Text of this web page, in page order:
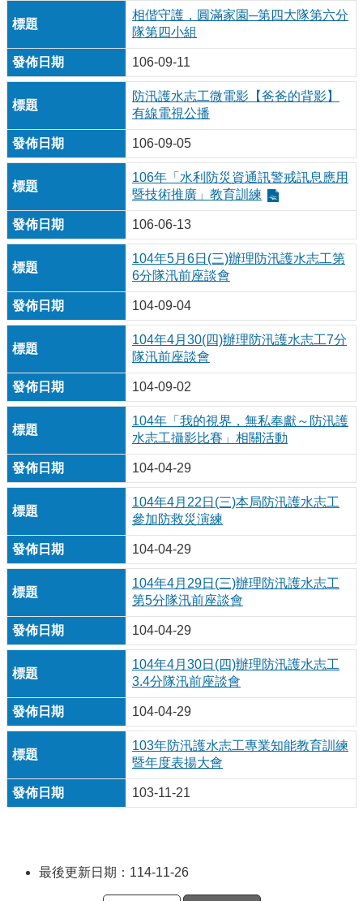
相偕守護，圓滿家園─第四大隊第六分
隊第四小組
106-09-11
防汛護水志工微電影【爸爸的背影】
有線電視公播
106-09-05
106年「水利防災資通訊警戒訊息應用
暨技術推廣」教育訓練
106-06-13
104年5月6日(三)辦理防汛護水志工第
6分隊汛前座談會
104-09-04
104年4月30(四)辦理防汛護水志工7分
隊汛前座談會
104-09-02
104年「我的視界，無私奉獻～防汛護
水志工攝影比賽」相關活動
104-04-29
104年4月22日(三)本局防汛護水志工
參加防救災演練
104-04-29
104年4月29日(三)辦理防汛護水志工
第5分隊汛前座談會
104-04-29
104年4月30日(四)辦理防汛護水志工
3.4分隊汛前座談會
104-04-29
103年防汛護水志工專業知能教育訓練
暨年度表揚大會
103-11-21
最後更新日期：114-11-26